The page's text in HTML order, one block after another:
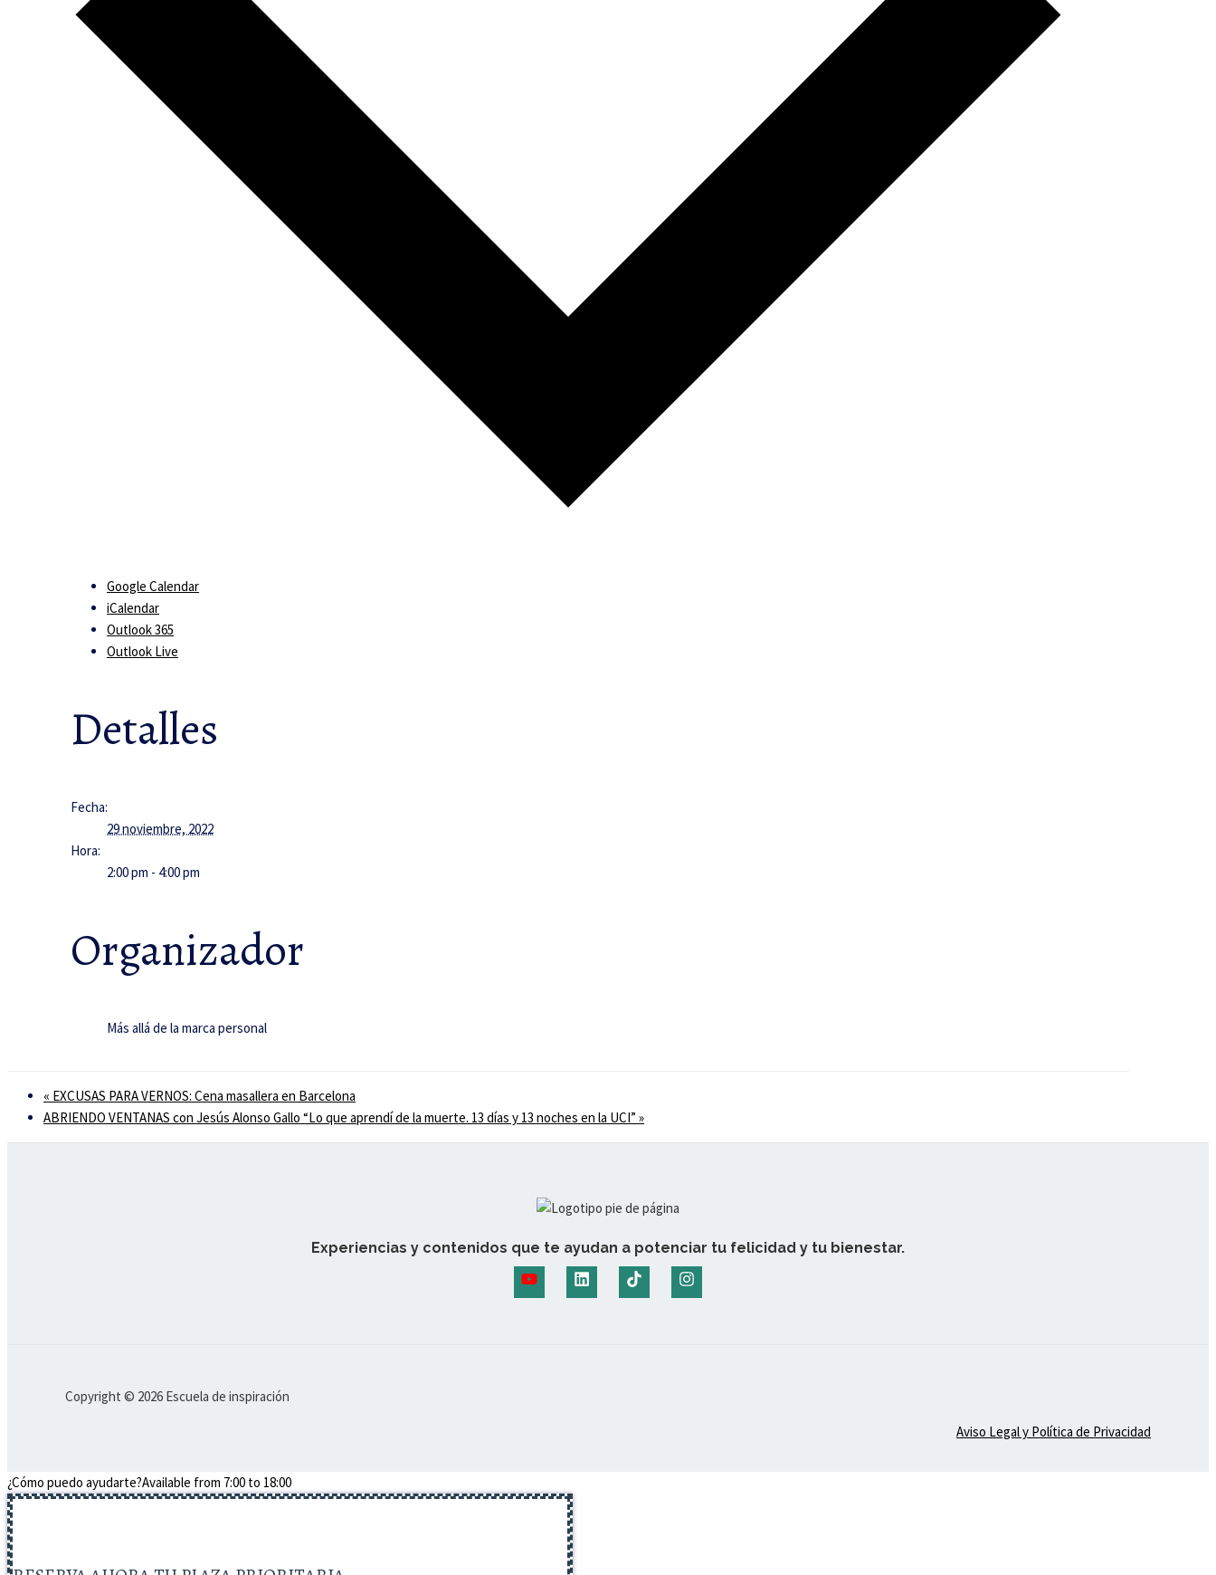
Google Calendar
iCalendar
Outlook 365
Outlook Live
Detalles
Fecha:
29 noviembre, 2022
Hora:
2:00 pm - 4:00 pm
Organizador
Más allá de la marca personal
« EXCUSAS PARA VERNOS: Cena masallera en Barcelona
ABRIENDO VENTANAS con Jesús Alonso Gallo “Lo que aprendí de la muerte. 13 días y 13 noches en la UCI” »
Experiencias y contenidos que te ayudan a potenciar tu felicidad y tu bienestar.
Copyright © 2026 Escuela de inspiración
Aviso Legal y Política de Privacidad
¿Cómo puedo ayudarte?Available from 7:00 to 18:00